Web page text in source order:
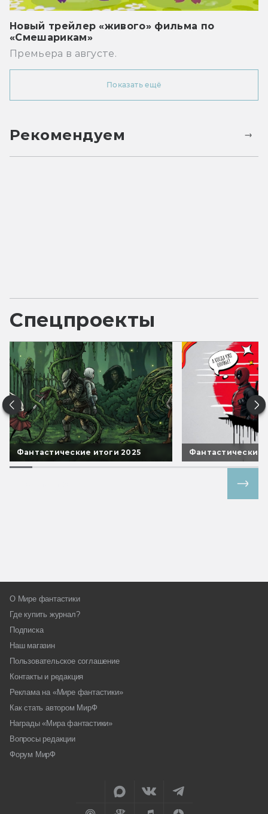
Новый трейлер «живого» фильма по
«Смешарикам»
Премьера в августе.
Показать ещё
Рекомендуем
Спецпроекты
Фантастические итоги 2025 Фантастические
О Мире фантастики
Где купить журнал?
Подписка
Наш магазин
Пользовательское соглашение
Контакты и редакция
Реклама на «Мире фантастики»
Как стать автором МирФ
Награды «Мира фантастики»
Вопросы редакции
Форум МирФ